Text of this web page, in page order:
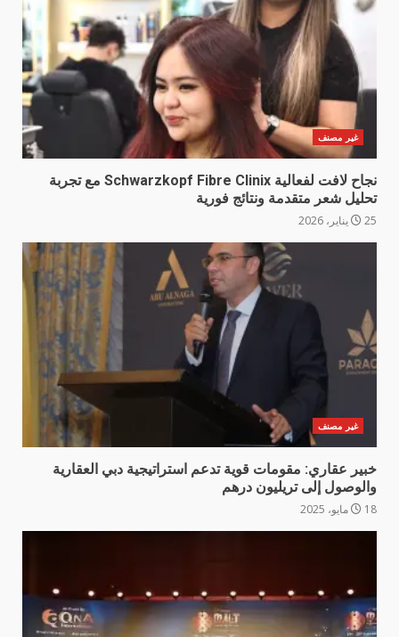
غير مصنف
نجاح لافت لفعالية Schwarzkopf Fibre Clinix مع تجربة
تحليل شعر متقدمة ونتائج فورية
25 يناير، 2026
غير مصنف
خبير عقاري: مقومات قوية تدعم استراتيجية دبي العقارية
والوصول إلى تريليون درهم
18 مايو، 2025